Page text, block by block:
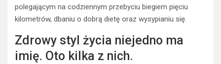
polegającym na codziennym przebyciu biegiem pięciu
kilometrów, dbaniu o dobrą dietę oraz wysypianiu się.
Zdrowy styl życia niejedno ma
imię. Oto kilka z nich.